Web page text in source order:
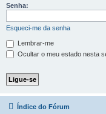
Senha:
Esqueci-me da senha
Lembrar-me
Ocultar o meu estado nesta
Índice do Fórum